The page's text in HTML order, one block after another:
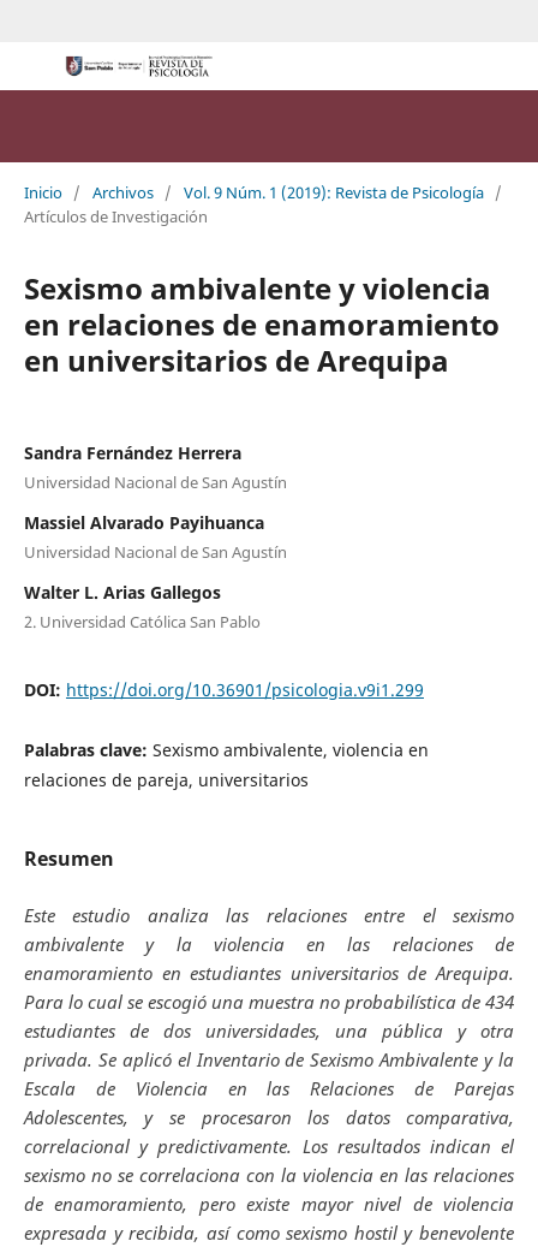
Inicio / Archivos / Vol. 9 Núm. 1 (2019): Revista de Psicología /
Artículos de Investigación
Sexismo ambivalente y violencia
en relaciones de enamoramiento
en universitarios de Arequipa
Sandra Fernández Herrera
Universidad Nacional de San Agustín
Massiel Alvarado Payihuanca
Universidad Nacional de San Agustín
Walter L. Arias Gallegos
2. Universidad Católica San Pablo
DOI: https://doi.org/10.36901/psicologia.v9i1.299
Palabras clave: Sexismo ambivalente, violencia en
relaciones de pareja, universitarios
Resumen
Este estudio analiza las relaciones entre el sexismo
ambivalente y la violencia en las relaciones de
enamoramiento en estudiantes universitarios de Arequipa.
Para lo cual se escogió una muestra no probabilística de 434
estudiantes de dos universidades, una pública y otra
privada. Se aplicó el Inventario de Sexismo Ambivalente y la
Escala de Violencia en las Relaciones de Parejas
Adolescentes, y se procesaron los datos comparativa,
correlacional y predictivamente. Los resultados indican el
sexismo no se correlaciona con la violencia en las relaciones
de enamoramiento, pero existe mayor nivel de violencia
expresada y recibida, así como sexismo hostil y benevolente